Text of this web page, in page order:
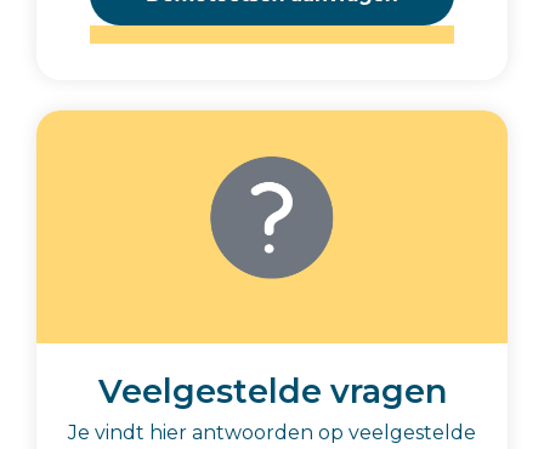
Veelgestelde vragen
Je vindt hier antwoorden op veelgestelde